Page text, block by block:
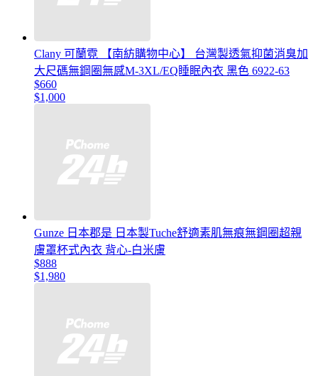
Clany 可蘭霓 【南紡購物中心】 台灣製透氣抑菌消臭加
大尺碼無鋼圈無感M-3XL/EQ睡眠內衣 黑色 6922-63
$660
$1,000
Gunze 日本郡是 日本製Tuche舒適素肌無痕無鋼圈超親
膚罩杯式內衣 背心-白米膚
$888
$1,980